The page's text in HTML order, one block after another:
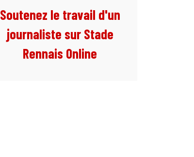
Soutenez le travail d'un
journaliste sur Stade
Rennais Online